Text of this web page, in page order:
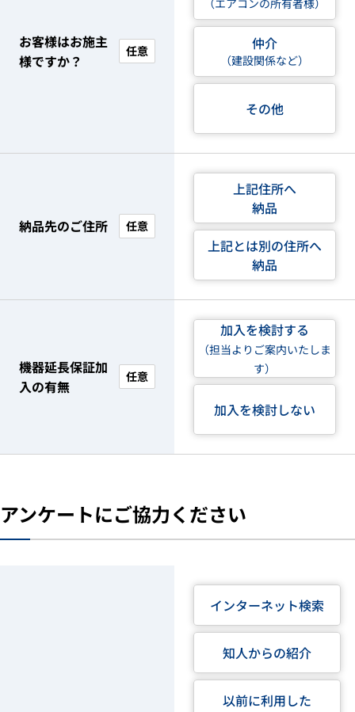
お客様はお施主
様ですか？
任意
（エアコンの所有者様）
仲介
（建設関係など）
その他
納品先のご住所 任意
上記住所へ
納品
上記とは別の住所へ
納品
機器延長保証加
入の有無
任意
加入を検討する
（担当よりご案内いたしま
す）
加入を検討しない
アンケートにご協力ください
インターネット検索
知人からの紹介
以前に利用した